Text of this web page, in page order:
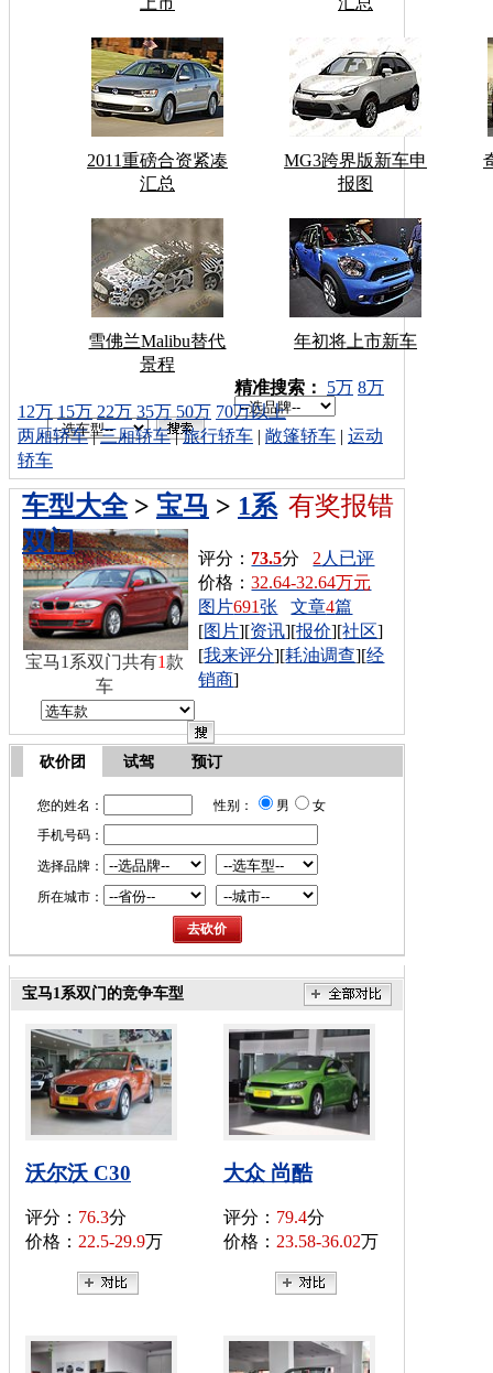
2011重磅合资紧凑
汇总
MG3跨界版新车申
报图
雪佛兰Malibu替代
景程
年初将上市新车
车型搜索：
精准搜索： 5万 8万
12万 15万 22万 35万 50万 70万以上
两厢轿车|三厢轿车|旅行轿车 | 敞篷轿车 | 运动
轿车
有奖报错
车型大全> 宝马 > 1系
双门
评分： 73.5分 2 人已评
价格：32.64-32.64万元
图片691张 文章4篇
[图片][资讯][报价][社区]
[我来评分][耗油调查][经
销商]
宝马1系双门共有1款
车
砍价团 试驾 预订
您的姓名： 性别： 男
女
手机号码：
选择品牌：
所在城市：
宝马1系双门的竞争车型
沃尔沃 C30
评分： 76.3分
价格： 22.5-29.9万
大众 尚酷
评分： 79.4分
价格： 23.58-36.02万